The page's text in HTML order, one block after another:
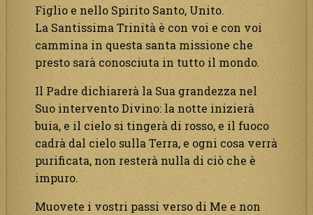
Figlio e nello Spirito Santo, Unito.
La Santissima Trinità è con voi e con voi
cammina in questa santa missione che
presto sarà conosciuta in tutto il mondo.
Il Padre dichiarerà la Sua grandezza nel
Suo intervento Divino: la notte inizierà
buia, e il cielo si tingerà di rosso, e il fuoco
cadrà dal cielo sulla Terra, e ogni cosa verrà
purificata, non resterà nulla di ciò che è
impuro.
Muovete i vostri passi verso di Me e non